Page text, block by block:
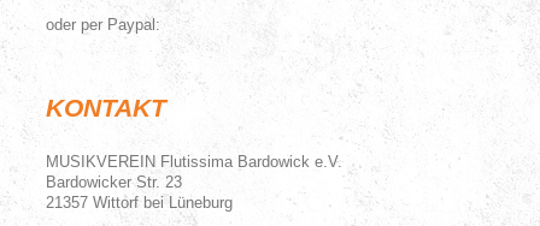
oder per Paypal:
KONTAKT
MUSIKVEREIN Flutissima Bardowick e.V.
Bardowicker Str. 23
21357 Wittorf bei Lüneburg